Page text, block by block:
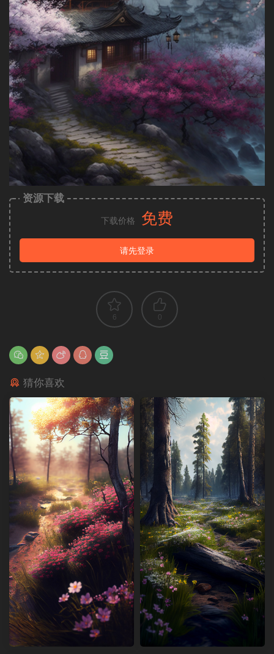
资源下载
下载价格 免费
请先登录
6 0
猜你喜欢